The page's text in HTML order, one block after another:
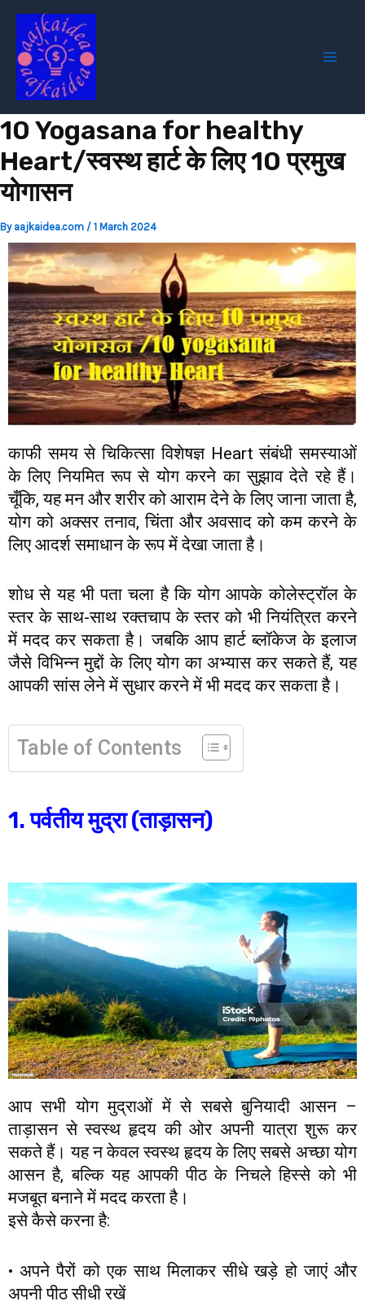
Skip
content
10 Yogasana for healthy
Heart/स्वस्थ हार्ट के लिए 10 प्रमुख
योगासन
By aajkaidea.com / 1 March 2024
काफी समय से चिकित्सा विशेषज्ञ Heart संबंधी समस्याओं
के लिए नियमित रूप से योग करने का सुझाव देते रहे हैं।
चूँकि, यह मन और शरीर को आराम देने के लिए जाना जाता है,
योग को अक्सर तनाव, चिंता और अवसाद को कम करने के
लिए आदर्श समाधान के रूप में देखा जाता है।
शोध से यह भी पता चला है कि योग आपके कोलेस्ट्रॉल के
स्तर के साथ-साथ रक्तचाप के स्तर को भी नियंत्रित करने
में मदद कर सकता है। जबकि आप हार्ट ब्लॉकेज के इलाज
जैसे विभिन्न मुद्दों के लिए योग का अभ्यास कर सकते हैं, यह
आपकी सांस लेने में सुधार करने में भी मदद कर सकता है।
Table of Contents
1. पर्वतीय मुद्रा (ताड़ासन)
आप सभी योग मुद्राओं में से सबसे बुनियादी आसन –
ताड़ासन से स्वस्थ हृदय की ओर अपनी यात्रा शुरू कर
सकते हैं। यह न केवल स्वस्थ हृदय के लिए सबसे अच्छा योग
आसन है, बल्कि यह आपकी पीठ के निचले हिस्से को भी
मजबूत बनाने में मदद करता है।
इसे कैसे करना है:
• अपने पैरों को एक साथ मिलाकर सीधे खड़े हो जाएं और
अपनी पीठ सीधी रखें
Post
navigation